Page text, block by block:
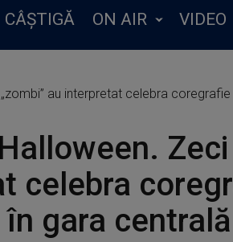
CÂȘTIGĂ ON AIR VIDEO
au interpretat celebra coregrafie
Zeci
celebra
în gara